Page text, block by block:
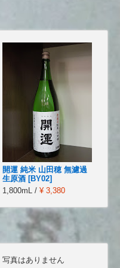
開運 純米 山田穂 無濾過
生原酒 [BY02]
1,800mL / ¥ 3,380
写真はありません